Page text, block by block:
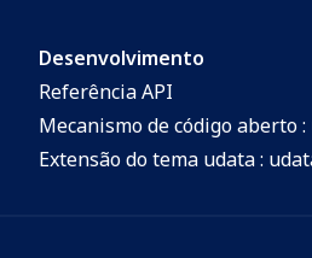
Desenvolvimento
Referência API
Mecanismo de código aberto :
Extensão do tema udata :